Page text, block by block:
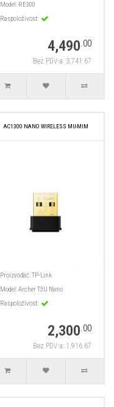
Model: RE300
Raspoloživost:
4,490.00
Bez PDV-a: 3,741.67
AC1300 NANO WIRELESS MU-MIM
Proizvođač:TP-Link
Model:Archer T3U Nano
Raspoloživost:
2,300.00
Bez PDV-a: 1,916.67